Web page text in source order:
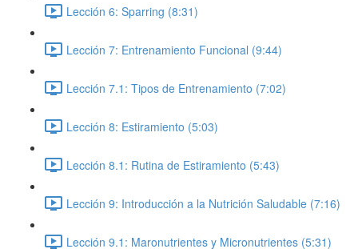
Lección 6: Sparring (8:31)
Lección 7: Entrenamiento Funcional (9:44)
Lección 7.1: Tipos de Entrenamiento (7:02)
Lección 8: Estiramiento (5:03)
Lección 8.1: Rutina de Estiramiento (5:43)
Lección 9: Introducción a la Nutrición Saludable (7:16)
Lección 9.1: Maronutrientes y Micronutrientes (5:31)